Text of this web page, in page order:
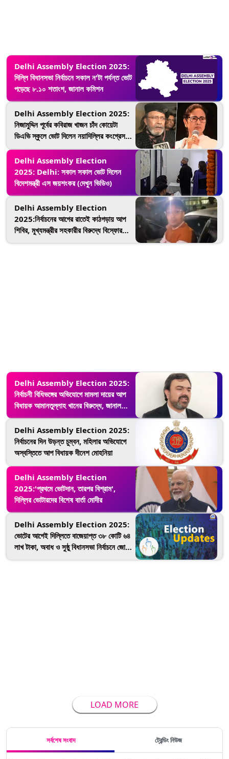
Delhi Assembly Election 2025:
দিল্লি বিধানসভা নির্বাচনে সকাল ন'টা পর্যন্ত ভোট
পড়েছে ৮.১০ শতাংশ, জানাল কমিশন
Delhi Assembly Election 2025:
নিজামুদ্দিন পূর্বের কবিরাজ খাজন চাঁদ কোয়েটা
ডিএভি স্কুলে ভোট দিলেন নয়াদিল্লির কংগ্রেস
প্রার্থী সন্দীপ দীক্ষিত(দেখুন ভিডিও)
Delhi Assembly Election
2025: Delhi: সকাল সকাল ভোট দিলেন
বিদেশমন্ত্রী এস জয়শংকর (দেখুন ভিডিও)
Delhi Assembly Election
2025:নির্বাচনের আগের রাতেই কাঠগড়ায় আপ
শিবির, মুখ্যমন্ত্রীর সহকারীর বিরুদ্ধে বিস্ফোরক
Delhi Assembly Election 2025:
নির্বাচনী বিধিভঙ্গের অভিযোগে মামলা দায়ের আপ
বিধায়ক আমানতুল্লাহ খানের বিরুদ্ধে, জানাল
দিল্লি পুলিশ
Delhi Assembly Election 2025:
নির্বাচনের দিন উড়ন্ত চুম্বন, মহিলার অভিযোগে
অস্বস্তিতে আপ বিধায়ক দীনেশ মোহনিয়া
Delhi Assembly Election
2025:'প্রথমে ভোটদান, তারপর বিশ্রাম',
দিল্লির ভোটারদের বিশেষ বার্তা মোদীর
Delhi Assembly Election 2025:
ভোটের আগেই দিল্লিতে বাজেয়াপ্ত ৩৮ কোটি ৬৪
লাখ টাকা, অবাধ ও সুষ্ঠু বিধানসভা নির্বাচনে জোর
LOAD MORE
সর্বশেষ সংবাদ ট্রেন্ডিং নিউজ